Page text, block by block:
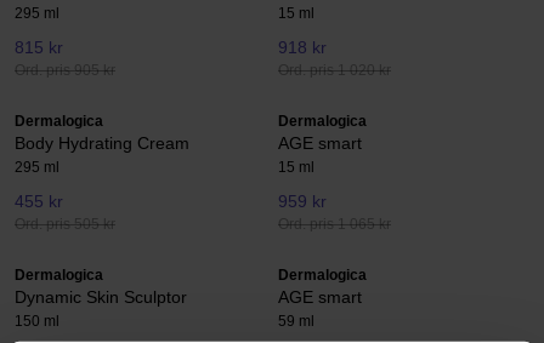
295 ml
815 kr
Ord. pris 905 kr
15 ml
918 kr
Ord. pris 1 020 kr
Dermalogica
Body Hydrating Cream
295 ml
455 kr
Ord. pris 505 kr
Dermalogica
AGE smart
15 ml
959 kr
Ord. pris 1 065 kr
Dermalogica
Dynamic Skin Sculptor
150 ml
Dermalogica
AGE smart
59 ml